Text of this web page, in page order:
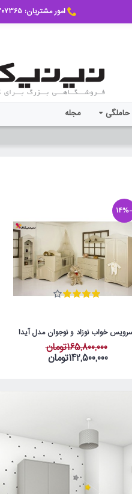
امور مشتریان: 02122307365
مجله
-14%
خواب نوزاد و نوجوان مدل آیدا
165,800,000تومان
142,500,000تومان